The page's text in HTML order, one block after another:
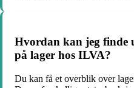
Hvordan kan jeg finde
på lager hos ILVA?
Du kan få et overblik over